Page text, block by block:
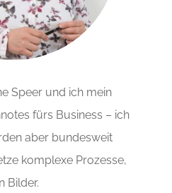
Speer und ich mein
fürs Business – ich
aber bundesweit
komplexe Prozesse,
Bilder.